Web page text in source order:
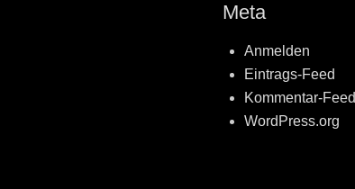
Meta
Anmelden
Eintrags-Feed
Kommentar-Feed
WordPress.org